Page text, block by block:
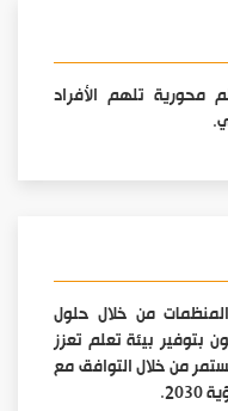
محورية تلهم الأفراد
من خلال حلول
بتوفير بيئة تعلم تعزز
من خلال التوافق مع